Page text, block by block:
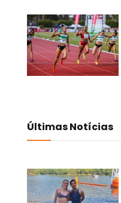
Últimas Notícias